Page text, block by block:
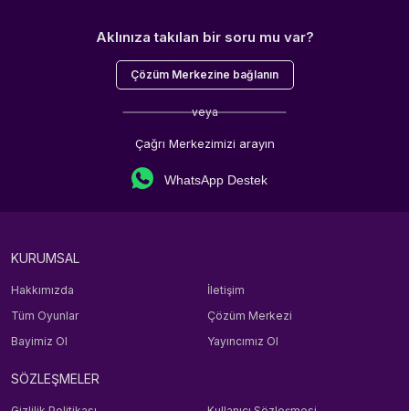
Aklınıza takılan bir soru mu var?
Çözüm Merkezine bağlanın
veya
Çağrı Merkezimizi arayın
WhatsApp Destek
KURUMSAL
Hakkımızda
İletişim
Tüm Oyunlar
Çözüm Merkezi
Bayimiz Ol
Yayıncımız Ol
SÖZLEŞMELER